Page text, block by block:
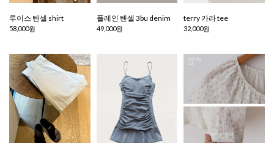
루이스 텐셀 shirt
58,000원
플레인 텐셀 3bu denim
49,000원
terry 카라 tee
32,000원